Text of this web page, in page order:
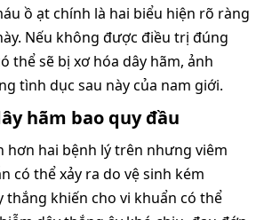
ồ ạt chính là hai biểu hiện rõ ràng
Nếu không được điều trị đúng
thể sẽ bị xơ hóa dây hãm, ảnh
tình dục sau này của nam giới.
hãm bao quy đầu
hơn hai bệnh lý trên nhưng viêm
có thể xảy ra do vệ sinh kém
thắng khiến cho vi khuẩn có thể